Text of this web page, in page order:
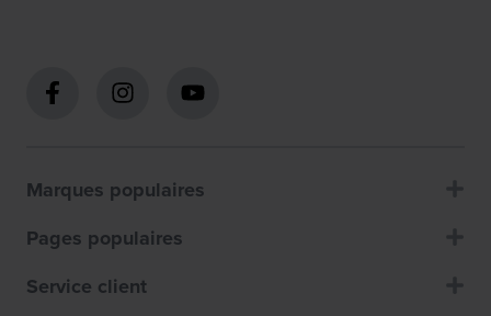
Marques populaires
Pages populaires
Service client